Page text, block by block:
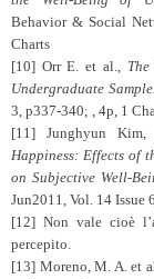
Behavior & Social
Charts
[10] Orr E. et al.,
Undergraduate Sample.
3, p337-340; , 4p, 1
[11]
Junghyun Kim,
Happiness: Effects of
on Subjective Well-
Jun2011, Vol. 14 Issue
[12] Non vale cioè
percepito.
[13] Moreno, M. A. et